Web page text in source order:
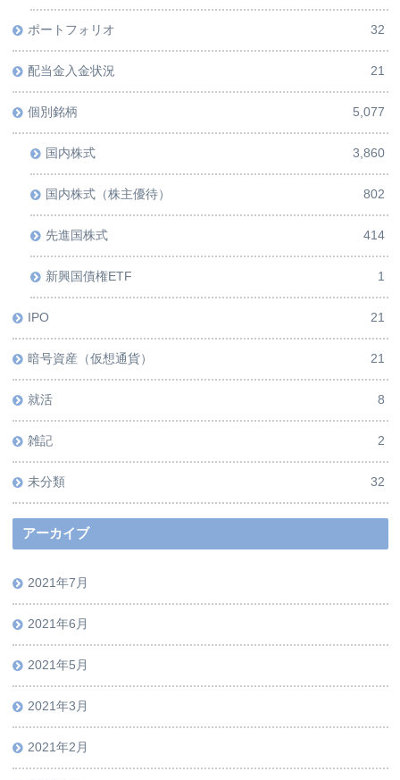
ポートフォリオ 32
配当金入金状況 21
個別銘柄 5,077
国内株式 3,860
国内株式（株主優待） 802
先進国株式 414
新興国債権ETF 1
IPO 21
暗号資産（仮想通貨） 21
就活 8
雑記 2
未分類 32
アーカイブ
2021年7月
2021年6月
2021年5月
2021年3月
2021年2月